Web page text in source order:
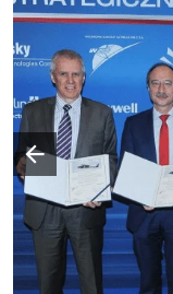
Poprzedni slajd